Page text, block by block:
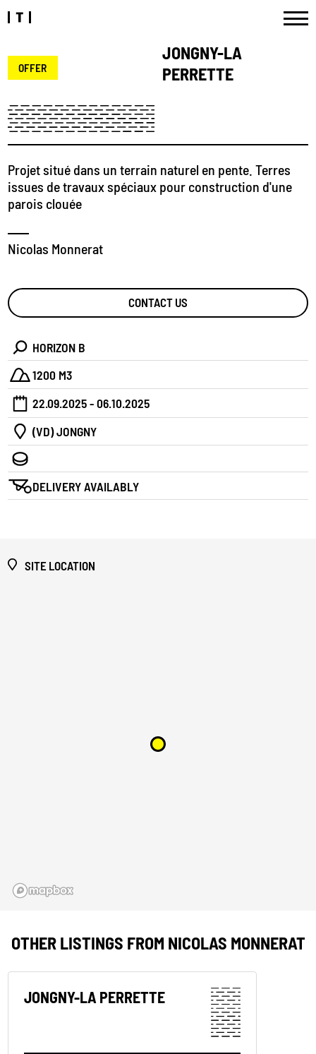
OFFER
JONGNY-LA
PERRETTE
Projet situé dans un terrain naturel en pente. Terres
issues de travaux spéciaux pour construction d'une
parois clouée
Nicolas Monnerat
CONTACT US
HORIZON B
1200 M3
22.09.2025 - 06.10.2025
(VD) JONGNY
DELIVERY AVAILABLY
SITE LOCATION
OTHER LISTINGS FROM NICOLAS MONNERAT
JONGNY-LA PERRETTE